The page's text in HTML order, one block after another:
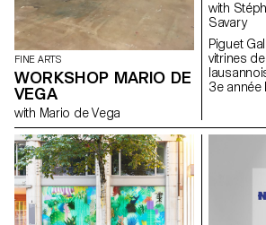
FINE ARTS
WORKSHOP MARIO DE
VEGA
with Mario de Vega
with Stéphane Kropf, Denis
Savary
Piguet
vitrines
3e année
dans le
de la
Perrault
dix